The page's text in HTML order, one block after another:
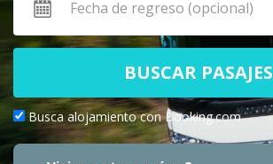
BUSCAR PASAJES
Busca alojamiento con Booking.com